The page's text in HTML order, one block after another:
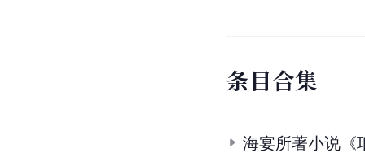
条目合集
海宴所著小说《